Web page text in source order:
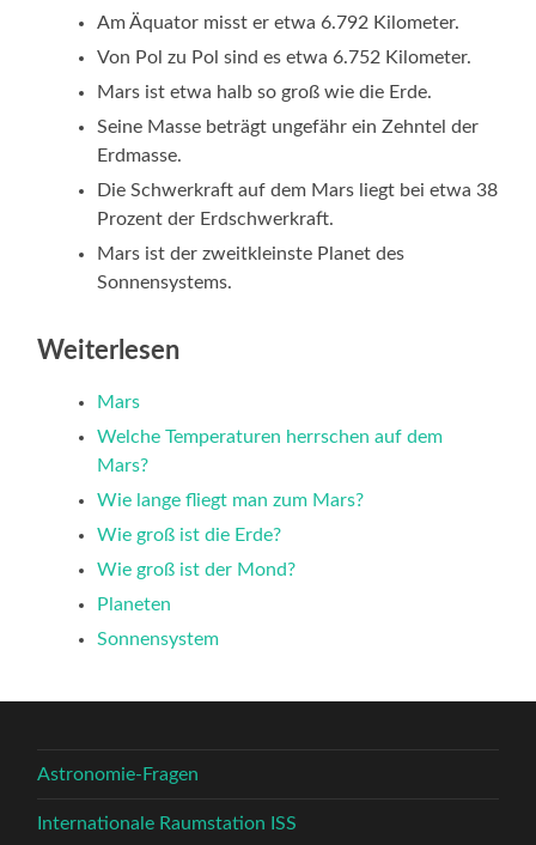
Am Äquator misst er etwa 6.792 Kilometer.
Von Pol zu Pol sind es etwa 6.752 Kilometer.
Mars ist etwa halb so groß wie die Erde.
Seine Masse beträgt ungefähr ein Zehntel der
Erdmasse.
Die Schwerkraft auf dem Mars liegt bei etwa 38
Prozent der Erdschwerkraft.
Mars ist der zweitkleinste Planet des
Sonnensystems.
Weiterlesen
Mars
Welche Temperaturen herrschen auf dem
Mars?
Wie lange fliegt man zum Mars?
Wie groß ist die Erde?
Wie groß ist der Mond?
Planeten
Sonnensystem
Astronomie-Fragen
Internationale Raumstation ISS